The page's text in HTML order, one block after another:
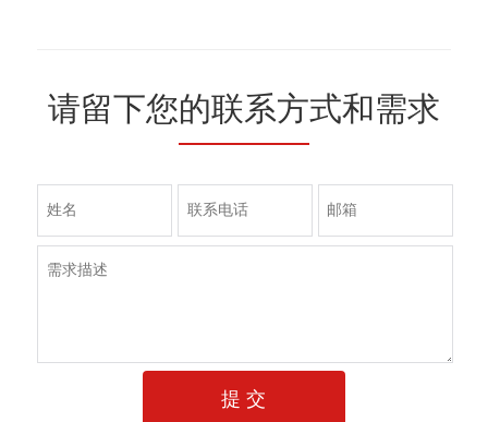
请留下您的联系方式和需求
提 交